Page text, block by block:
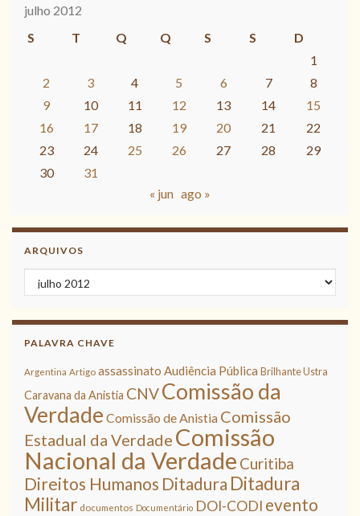
julho 2012
S
T Q Q S S
D
1
2
3 4 5 6 7
8
9
10 11 12 13 14
15
16
17 18 19 20 21
22
23
24 25 26 27 28
29
30
31
« jun ago »
ARQUIVOS
Arquivos
PALAVRA CHAVE
Argentina Artigo assassinato Audiência Pública Brilhante Ustra
Caravana da Anistia CNVComissão da
Verdade Comissão de Anistia Comissão
Estadual da Verdade Comissão
Nacional da Verdade Curitiba
Direitos Humanos Ditadura Ditadura
Militar documentos Documentário DOI-CODI evento